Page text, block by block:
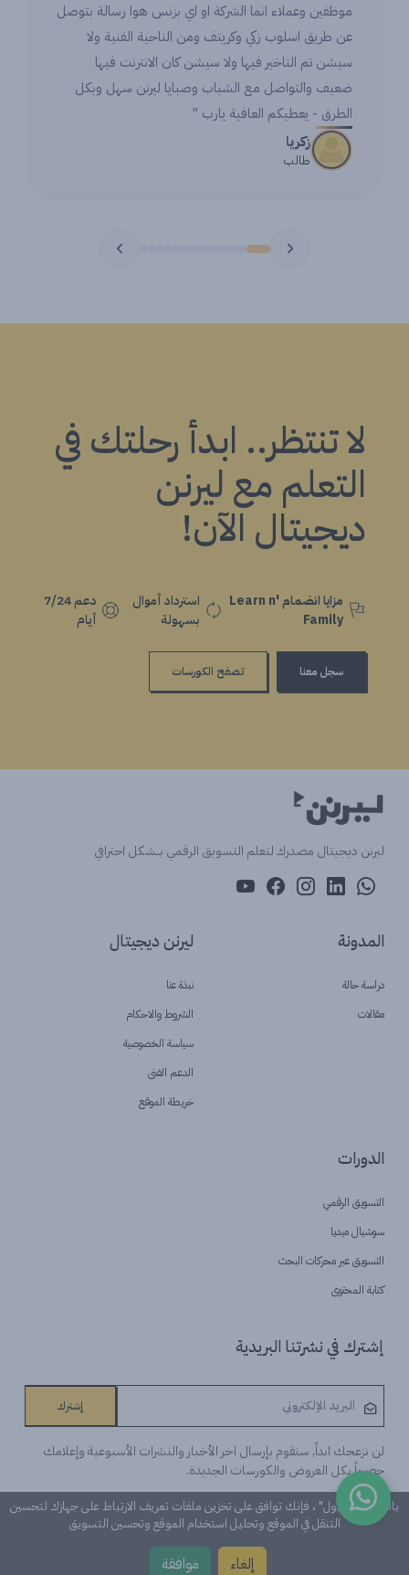
موظفين وعملاء انما الشركة او اي بزنس هوا رسالة بتوصل
عن طريق اسلوب زكي وكريتف ومن الناحية الفنية ولا
سيشن تم التاخير فيها ولا سيشن كان الانترنت فيها
ضعيف والتواصل مع الشباب وصبايا ليرنن سهل وبكل
الطرق - يعطيكم العافية يارب "
زكريا
طالب
لا تنتظر.. ابدأ رحلتك في
التعلم مع ليرنن
ديجيتال الآن!
مزايا انضمام Learn n'
Family
استرداد أموال
بسهولة
دعم 7/24
أيام
سجل معنا تصفح الكورسات
ليرنن ديجيتال مصدرك لتعلم التسويق الرقمي بــشكل احترافي
المدونة
دراسة حالة
مقالات
ليرنن ديجيتال
نبذة عنا
الشروط والاحكام
سياسة الخصوصية
الدعم الفنى
خريطة الموقع
الدورات
التسويق الرقمي
سوشيال ميديا
التسويق عبر محركات البحث
كتابة المحتوى
إشترك في نشرتنا البريدية
إشترك
لن نزعجك ابداً, سنقوم بإرسال اخر الأخبار والنشرات الأسبوعية وإعلامك
حصرياً بكل العروض والكورسات الجديدة.
©Learn n 'Digital. كل الحقوق محفوظة
بالنقر على "قبول" ، فإنك توافق على تخزين ملفات تعريف الارتباط على جهازك لتحسين
التنقل في الموقع وتحليل استخدام الموقع وتحسين التسويق
موافقة إلغاء